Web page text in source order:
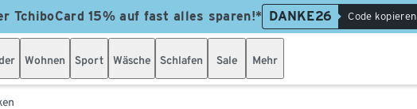
TchiboCard 15% auf fast alles sparen!* DANKE26 Code kopieren
Wohnen Sport Wäsche Schlafen Sale Mehr